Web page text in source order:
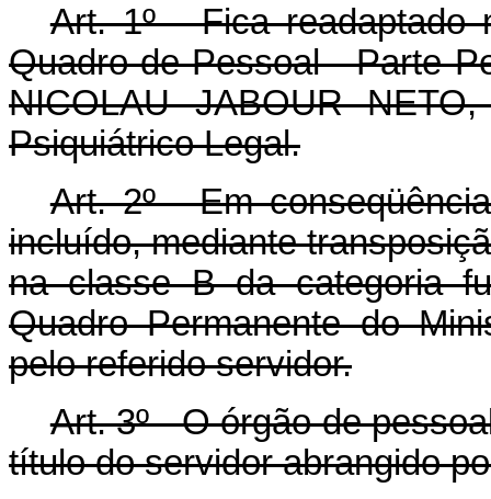
Art. 1º - Fica readaptado
Quadro de Pessoal - Parte
NICOLAU JABOUR
Psiquiátrico Legal.
Art. 2º - Em
incluído, mediante
na classe B da categoria
Quadro Permanente do
pelo referido servidor.
Art. 3º - O órgão de
título do servidor abrangido